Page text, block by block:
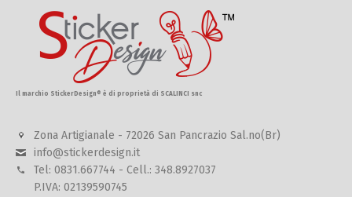
Il marchio StickerDesign® è di proprietà di SCALINCI snc
Zona Artigianale - 72026 San Pancrazio Sal.no(Br)
info@stickerdesign.it
Tel: 0831.667744 - Cell.: 348.8927037
P.IVA: 02139590745